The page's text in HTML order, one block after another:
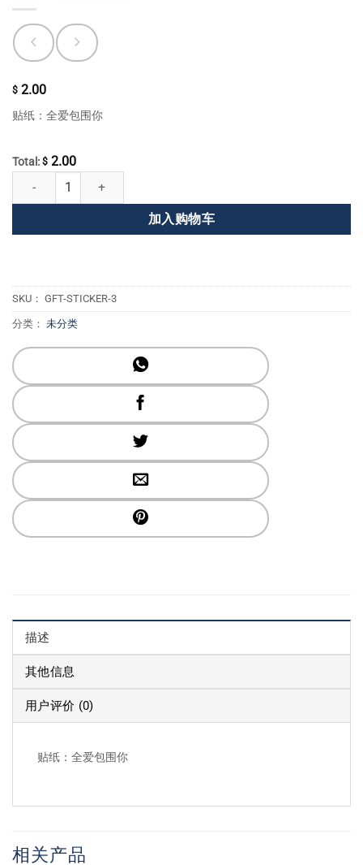
$ 2.00
贴纸：全爱包围你
Total: $ 2.00
贴纸：全爱包围你 数量
加入购物车
SKU： GFT-STICKER-3
分类： 未分类
描述
其他信息
用户评价 (0)
贴纸：全爱包围你
相关产品